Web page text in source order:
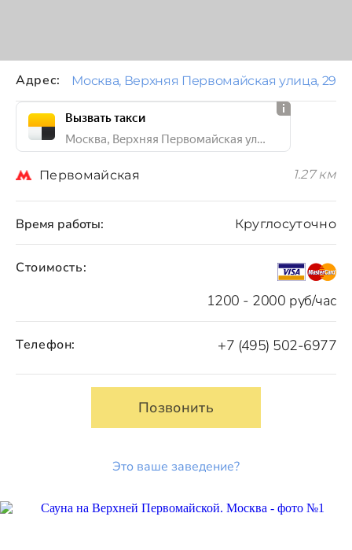
Стоимость:
1200 - 2000 руб/час
Время работы: Круглосуточно
Телефон: +7 (495) 502-6977
Позвонить
Это ваше заведение?
Адрес: Москва, Верхняя Первомайская улица, 29
Вызвать такси
Москва, Верхняя Первомайская улица, 29
Первомайская 1.27 км